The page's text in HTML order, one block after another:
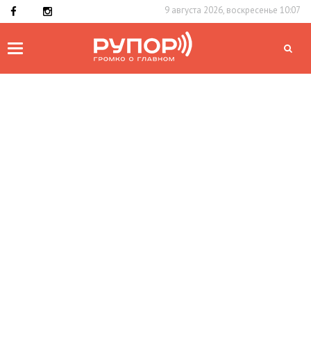
9 августа 2026, воскресенье 10:07
Toggle